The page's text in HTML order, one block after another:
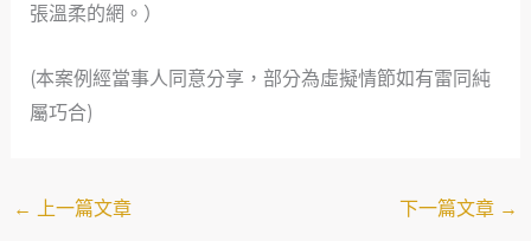
張溫柔的網。）
(本案例經當事人同意分享，部分為虛擬情節如有雷同純
屬巧合)
← 上一篇文章 下一篇文章 →